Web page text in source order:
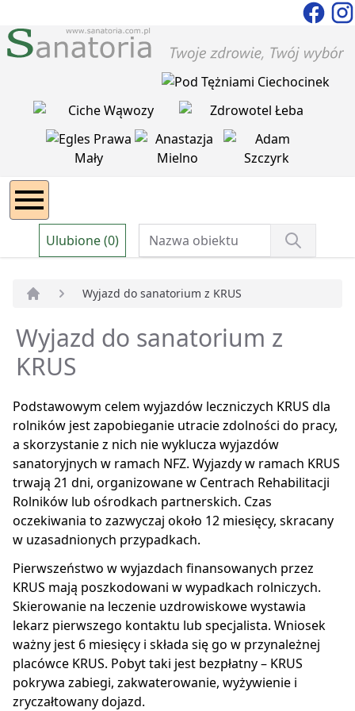
Ulubione (0)
Wyjazd do sanatorium z KRUS
Wyjazd do sanatorium z
KRUS
Podstawowym celem wyjazdów leczniczych KRUS dla
rolników jest zapobieganie utracie zdolności do pracy,
a skorzystanie z nich nie wyklucza wyjazdów
sanatoryjnych w ramach NFZ. Wyjazdy w ramach KRUS
trwają 21 dni, organizowane w Centrach Rehabilitacji
Rolników lub ośrodkach partnerskich. Czas
oczekiwania to zazwyczaj około 12 miesięcy, skracany
w uzasadnionych przypadkach.
Pierwszeństwo w wyjazdach finansowanych przez
KRUS mają poszkodowani w wypadkach rolniczych.
Skierowanie na leczenie uzdrowiskowe wystawia
lekarz pierwszego kontaktu lub specjalista. Wniosek
ważny jest 6 miesięcy i składa się go w przynależnej
placówce KRUS. Pobyt taki jest bezpłatny – KRUS
pokrywa zabiegi, zakwaterowanie, wyżywienie i
zryczałtowany dojazd.